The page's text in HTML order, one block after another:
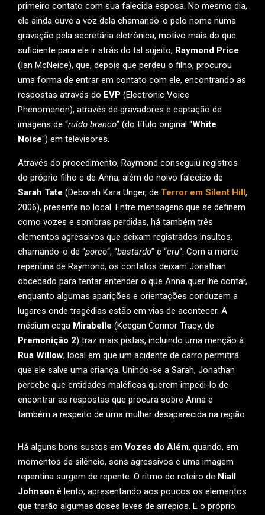
primeiro contato com sua falecida esposa. No mesmo dia,
ele ainda ouve a voz dela chamando-o pelo nome numa
gravação pela secretária eletrônica, motivo mais do que
suficiente para ele ir atrás do tal sujeito, Raymond Price
(Ian McNeice), que, depois que perdeu o filho, procurou
uma forma de entrar em contato com ele, encontrando as
respostas através do EVP (Electronic Voice
Phenomenon), através de gravadores e captação de
imagens de “ruído branco” (do título original “White
Noise“) em televisores.
Através do procedimento, Raymond conseguiu registros
do próprio filho e de Anna, além do noivo falecido de
Sarah Tate (Deborah Kara Unger, de Terror em Silent Hill,
2006), presente no local. Entre mensagens que se definem
como vozes e sombras perdidas, há também três
elementos agressivos que deixam registrados insultos,
chamando-o de “porco“, “bastardo” e “cru“. Com a morte
repentina de Raymond, os contatos deixam Jonathan
obcecado para tentar entender o que Anna quer lhe contar,
enquanto algumas aparições e orientações conduzem a
lugares onde tragédias estão em vias de acontecer. A
médium cega Mirabelle (Keegan Connor Tracy, de
Premonição 2) traz mais pistas, incluindo uma menção à
Rua Willow, local em que um acidente de carro permitirá
que ele salve uma criança. Unindo-se a Sarah, Jonathan
percebe que entidades maléficas querem impedi-lo de
encontrar as respostas que procura sobre Anna e
também a respeito de uma mulher desaparecida na região.
Há alguns bons sustos em Vozes do Além, quando, em
momentos de silêncio, sons agressivos e uma imagem
repentina surgem de repente. O ritmo do roteiro de Niall
Johnson é lento, apresentando aos poucos os elementos
que trarão algumas doses leves de arrepios. E o próprio